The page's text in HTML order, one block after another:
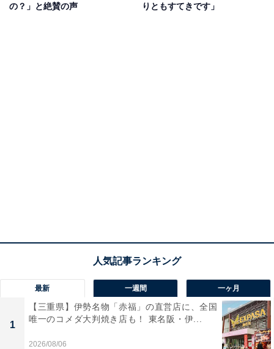
の？」と絶賛の声
りともすてきです」
最新 一週間 一ヶ月
1
【三重県】伊勢名物「赤福」の直営店に、全国
唯一のコメダ大判焼き店も！ 東名阪・伊...
2026/08/06